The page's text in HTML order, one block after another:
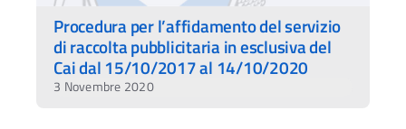
Procedura per l’affidamento del servizio
di raccolta pubblicitaria in esclusiva del
Cai dal 15/10/2017 al 14/10/2020
3 Novembre 2020